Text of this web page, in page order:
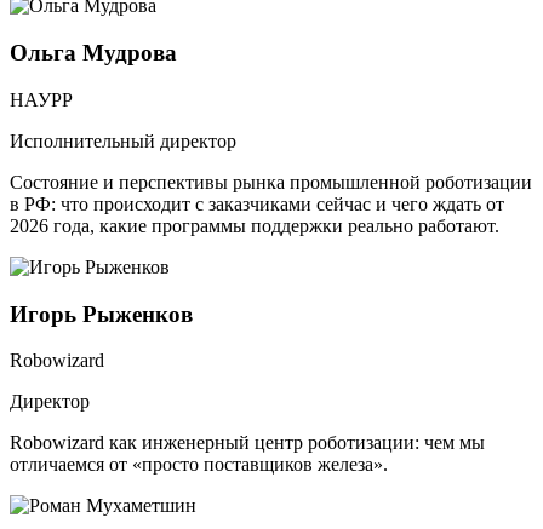
Ольга Мудрова
НАУРР
Исполнительный директор
Состояние и перспективы рынка промышленной роботизации
в РФ: что происходит с заказчиками сейчас и чего ждать от
2026 года, какие программы поддержки реально работают.
Игорь Рыженков
Robowizard
Директор
Robowizard как инженерный центр роботизации: чем мы
отличаемся от «просто поставщиков железа».